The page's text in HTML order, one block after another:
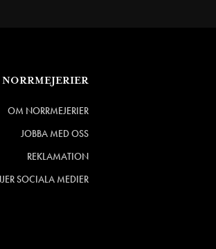
NORRMEJERIER
OM NORRMEJERIER
JOBBA MED OSS
REKLAMATION
SOCIALA MEDIER